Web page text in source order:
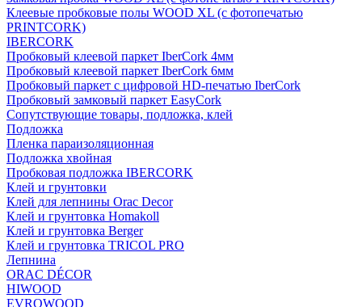
Клеевые пробковые полы WOOD XL (с фотопечатью
PRINTCORK)
IBERCORK
Пробковый клеевой паркет IberCork 4мм
Пробковый клеевой паркет IberCork 6мм
Пробковый паркет с цифровой HD-печатью IberCork
Пробковый замковый паркет EasyCork
Сопутствующие товары, подложка, клей
Подложка
Пленка параизоляционная
Подложка хвойная
Пробковая подложка IBERCORK
Клей и грунтовки
Клей для лепнины Orac Decor
Клей и грунтовка Homakoll
Клей и грунтовка Berger
Клей и грунтовка TRICOL PRO
Лепнина
ORAC DÉCOR
HIWOOD
EVROWOOD